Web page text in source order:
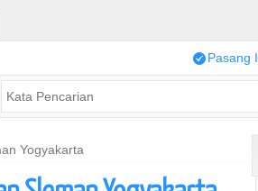
/Pasang
Yogyakarta